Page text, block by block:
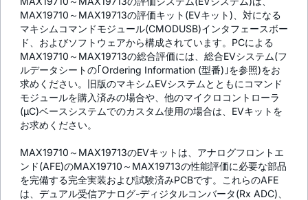
MAX19710～MAX19713の評価キット(EVキット)、対になる
マキシムコマンドモジュール(CMODUSB)インタフェースボー
ド、およびソフトウェアから構成されています。PCによる
MAX19710～MAX19713の総合評価には、総合EVシステム(フ
ルデータシートの｢Ordering Information (型番)｣を参照)をお
求めください。旧版のマキシムEVシステムとともにコマンド
モジュールを購入済みの場合や、他のマイクロコントローラ
(µC)ベースシステムでのカスタム使用の場合は、EVキットを
お求めください。
MAX19710～MAX19713のEVキットは、アナログフロントエ
ンド(AFE)のMAX19710～MAX19713の性能評価に必要な部品
を完備する完全実装および試験済みPCBです。これらのAFE
は、デュアル受信アナログ-ディジタルコンバータ(Rx ADC)、